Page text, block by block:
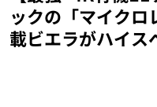
ックの「マイク
載ビエラがハイス